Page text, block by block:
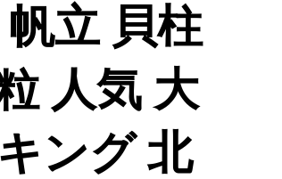
立 貝柱
人気 大
ング 北